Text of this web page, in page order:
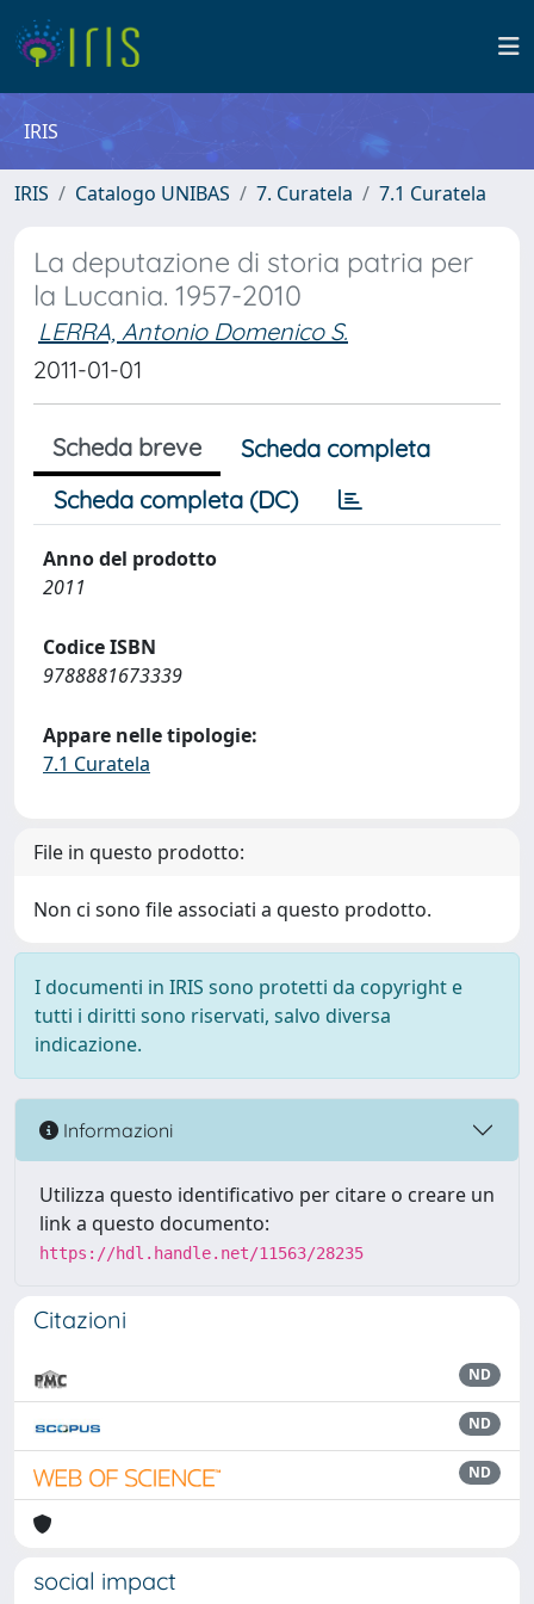
IRIS
IRIS Catalogo UNIBAS 7. Curatela 7.1 Curatela
La deputazione di storia patria per
la Lucania. 1957-2010
LERRA, Antonio Domenico S.
2011-01-01
Scheda breve
Scheda completa
Scheda completa (DC)
Anno del prodotto
2011
Codice ISBN
9788881673339
Appare nelle tipologie:
7.1 Curatela
File in questo prodotto:
Non ci sono file associati a questo prodotto.
I documenti in IRIS sono protetti da copyright e
tutti i diritti sono riservati, salvo diversa
indicazione.
Informazioni
Utilizza questo identificativo per citare o creare un
link a questo documento:
https://hdl.handle.net/11563/28235
Citazioni
ND
ND
ND
social impact